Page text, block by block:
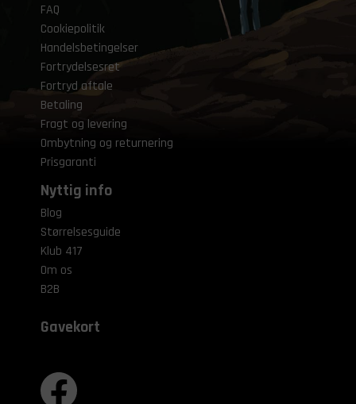
FAQ
Cookiepolitik
Handelsbetingelser
Fortrydelsesret
Fortryd aftale
Betaling
Fragt og levering
Ombytning og returnering
Prisgaranti
Nyttig info
Blog
Størrelsesguide
Klub 417
Om os
B2B
Gavekort